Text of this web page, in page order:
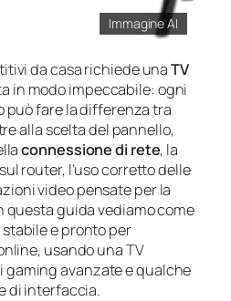
Immagine AI
da casa richiede unaTV
in modo impeccabile: ogni
può fare la differenza tra
alla scelta del pannello,
connessione di rete, la
router, l’uso corretto delle
video pensate per la
questa guida vediamo come
e pronto per
usando una TV
avanzate e qualche
di interfaccia.